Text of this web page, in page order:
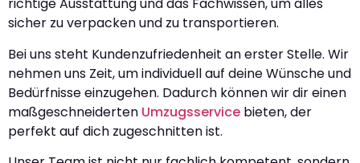
richtige Ausstattung und das Fachwissen, um alles
sicher zu verpacken und zu transportieren.
Bei uns steht Kundenzufriedenheit an erster Stelle. Wir
nehmen uns Zeit, um individuell auf deine Wünsche und
Bedürfnisse einzugehen. Dadurch können wir dir einen
maßgeschneiderten Umzugsservice bieten, der
perfekt auf dich zugeschnitten ist.